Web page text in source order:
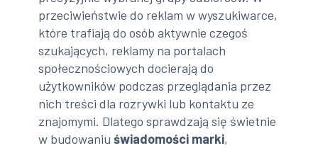
przeciwieństwie do reklam w wyszukiwarce,
które trafiają do osób aktywnie czegoś
szukających, reklamy na portalach
społecznościowych docierają do
użytkowników podczas przeglądania przez
nich treści dla rozrywki lub kontaktu ze
znajomymi. Dlatego sprawdzają się świetnie
w budowaniuświadomości marki,